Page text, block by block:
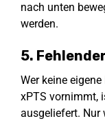
nach unten
werden.
5.
Wer keine
xPTS vornimmt,
ausgeliefert. Nur